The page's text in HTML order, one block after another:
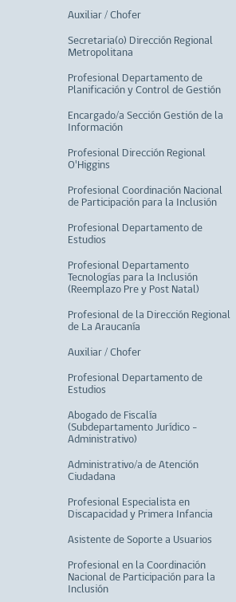
Auxiliar / Chofer
Secretaria(o) Dirección Regional
Metropolitana
Profesional Departamento de
Planificación y Control de Gestión
Encargado/a Sección Gestión de la
Información
Profesional Dirección Regional
O'Higgins
Profesional Coordinación Nacional
de Participación para la Inclusión
Profesional Departamento de
Estudios
Profesional Departamento
Tecnologías para la Inclusión
(Reemplazo Pre y Post Natal)
Profesional de la Dirección Regional
de La Araucanía
Auxiliar / Chofer
Profesional Departamento de
Estudios
Abogado de Fiscalía
(Subdepartamento Jurídico -
Administrativo)
Administrativo/a de Atención
Ciudadana
Profesional Especialista en
Discapacidad y Primera Infancia
Asistente de Soporte a Usuarios
Profesional en la Coordinación
Nacional de Participación para la
Inclusión